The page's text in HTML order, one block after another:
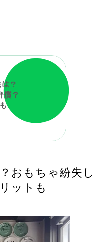
おもちゃ紛失し
ットも